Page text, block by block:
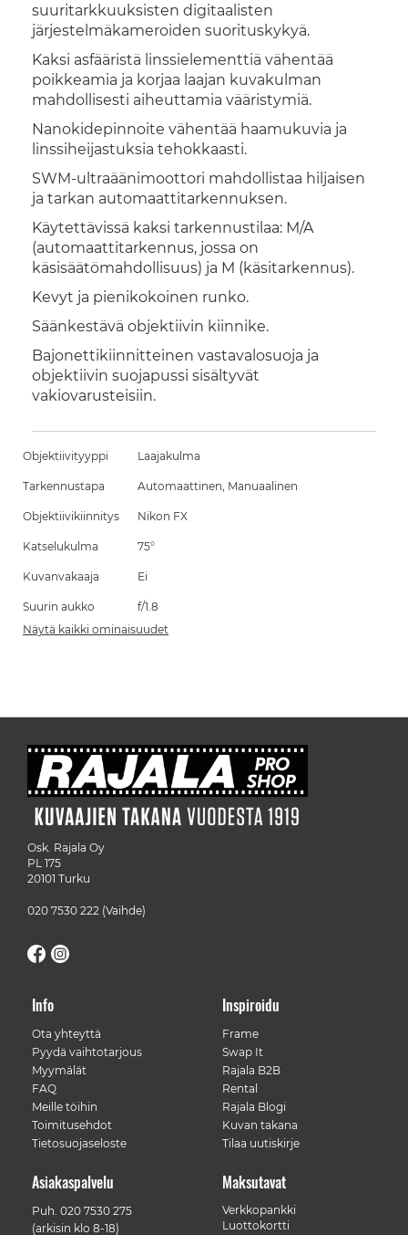
suuritarkkuuksisten digitaalisten
järjestelmäkameroiden suorituskykyä.
Kaksi asfääristä linssielementtiä vähentää
poikkeamia ja korjaa laajan kuvakulman
mahdollisesti aiheuttamia vääristymiä.
Nanokidepinnoite vähentää haamukuvia ja
linssiheijastuksia tehokkaasti.
SWM-ultraäänimoottori mahdollistaa hiljaisen
ja tarkan automaattitarkennuksen.
Käytettävissä kaksi tarkennustilaa: M/A
(automaattitarkennus, jossa on
käsisäätömahdollisuus) ja M (käsitarkennus).
Kevyt ja pienikokoinen runko.
Säänkestävä objektiivin kiinnike.
Bajonettikiinnitteinen vastavalosuoja ja
objektiivin suojapussi sisältyvät
vakiovarusteisiin.
Objektiivityyppi Laajakulma
Tarkennustapa Automaattinen, Manuaalinen
Objektiivikiinnitys Nikon FX
Katselukulma 75°
Kuvanvakaaja Ei
Suurin aukko
f/1.8
Näytä kaikki ominaisuudet
Osk. Rajala Oy
PL 175
20101 Turku
020 7530 222 (Vaihde)
Info
Ota yhteyttä
Pyydä vaihtotarjous
Myymälät
FAQ
Meille töihin
Toimitusehdot
Tietosuojaseloste
Inspiroidu
Frame
Swap It
Rajala B2B
Rental
Rajala Blogi
Kuvan takana
Tilaa uutiskirje
Maksutavat
Verkkopankki
Luottokortti
Asiakaspalvelu
Puh. 020 7530 275
(arkisin klo 8-18)